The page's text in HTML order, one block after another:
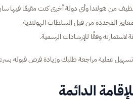
من هولندا وأي دولة أخرى كنت مقيمًا فيها
المحددة من قبل السلطات الهولندية.
لاستمارته وفقًا للإرشادات الرسمية.
عملية مراجعة طلبك وزيادة فرص قبوله
الدائمة